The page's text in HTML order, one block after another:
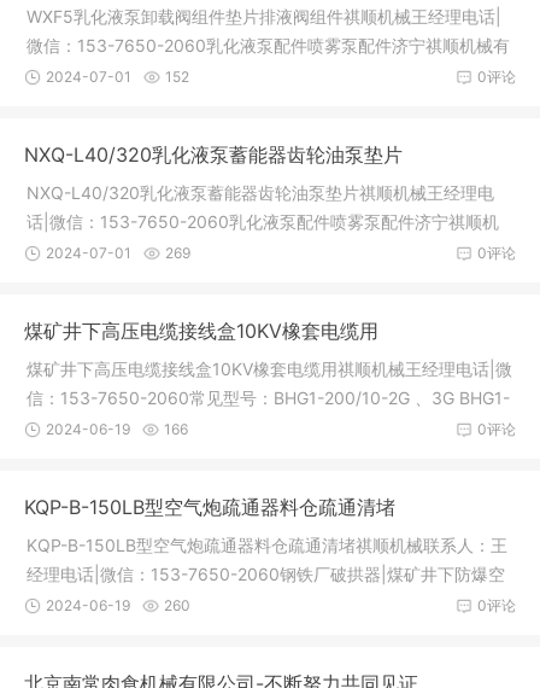
WXF5乳化液泵卸载阀组件垫片排液阀组件祺顺机械王经理电话|
微信：153-7650-2060乳化液泵配件喷雾泵配件济宁祺顺机械有
限公司专业生产各种BRW乳化液泵配件和BPW喷雾泵配件，无锡
BRW125/31.5 BRW200/31.5 BRW31
0评论
2024-07-01 152
NXQ-L40/320乳化液泵蓄能器齿轮油泵垫片
NXQ-L40/320乳化液泵蓄能器齿轮油泵垫片祺顺机械王经理电
话|微信：153-7650-2060乳化液泵配件喷雾泵配件济宁祺顺机
械有限公司专业生产各种BRW乳化液泵配件和BPW喷雾泵配件，
0/20 BRW125/31.5 BRW200/31.5 BRW3
0评论
2024-07-01 269
煤矿井下高压电缆接线盒10KV橡套电缆用
煤矿井下高压电缆接线盒10KV橡套电缆用祺顺机械王经理电话|微
信：153-7650-2060常见型号：BHG1-200/10-2G 、3G BHG1-
200/6-2G、3G BHG1-200/3.3-2G 、3G BHG1-400/10-2G 、3
四通规格全，橡套电缆用，铠装电
0评论
2024-06-19 166
KQP-B-150LB型空气炮疏通器料仓疏通清堵
KQP-B-150LB型空气炮疏通器料仓疏通清堵祺顺机械联系人：王
经理电话|微信：153-7650-2060钢铁厂破拱器|煤矿井下防爆空
气炮破拱器|电厂热电厂空气炮|啤酒厂空气炮破拱器空气助流器济
0评论
2024-06-19 260
北京南常肉食机械有限公司-不断努力共同见证